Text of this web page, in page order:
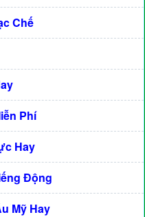
Chế
Phí
Hay
Động
Mỹ Hay